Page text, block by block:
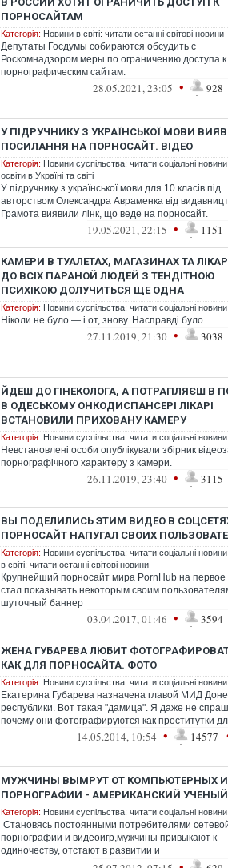
ПОРНОСАЙТАМ
Категорія: Новини в світі: читати останні світові новини
Депутаты Госдумы собираются обсудить с
Роскомнадзором меры по ограничению доступа к
порнографическим сайтам.
28.05.2021, 23:05 • 928
У ПІДРУЧНИКУ З УКРАЇНСЬКОЇ МОВИ
ПОСИЛАННЯ НА ПОРНОСАЙТ. ВІДЕО
Категорія: Новини суспільства: читати соціальні новини
освіти в Україні та світі
У підручнику з української мови для 10 класів під
авторством Олександра Авраменка від
Грамота виявили лінк, що веде на порносайт.
19.05.2021, 22:15 • 1151
КАМЕРИ В ТУАЛЕТАХ, МАГАЗИНАХ ТА
ДО ВСІХ ПАРАНОЙ ЛЮДЕЙ З ТЕНДІТНОЮ
ПСИХІКОЮ ДОЛУЧИТЬСЯ ЩЕ ОДНА
Категорія: Новини суспільства: читати соціальні новини
Ніколи не було — і от, знову. Насправді було.
27.11.2019, 21:30 • 3038
ЙДЕШ ДО ГІНЕКОЛОГА, А ПОТРАПЛЯЄШ В
В ОДЕСЬКОМУ ОНКОДИСПАНСЕРІ ЛІКАРІ
ВСТАНОВИЛИ ПРИХОВАНУ КАМЕРУ
Категорія: Новини суспільства: читати соціальні новини
Невстановлені особи опублікували збірник
порнографічного характеру з камери.
26.11.2019, 23:40 • 3115
ВЫ ПОДЕЛИЛИСЬ ЭТИМ ВИДЕО В
ПОРНОСАЙТ НАПУГАЛ СВОИХ
Категорія: Новини суспільства: читати соціальні новини
в світі: читати останні світові новини
Крупнейший порносайт мира PornHub на первое
стал показывать некоторым своим
шуточный баннер
03.04.2017, 01:46 • 3594
ЖЕНА ГУБАРЕВА ЛЮБИТ
КАК ДЛЯ ПОРНОСАЙТА. ФОТО
Категорія: Новини суспільства: читати соціальні новини
Екатерина Губарева назначена главой МИД
республики. Вот такая "дамица". Я даже не
почему они фотографируются как проститутки
14.05.2014, 10:54 • 14577
МУЖЧИНЫ ВЫМРУТ ОТ КОМПЬЮТЕРНЫХ
ПОРНОГРАФИИ - АМЕРИКАНСКИЙ УЧЕНЫЙ
Категорія: Новини суспільства: читати соціальні новини
Становясь постоянными потребителями
порнографии и видеоигр,мужчины привыкают к
одиночеству, отстают в развитии и
перестаютсправляться с ...